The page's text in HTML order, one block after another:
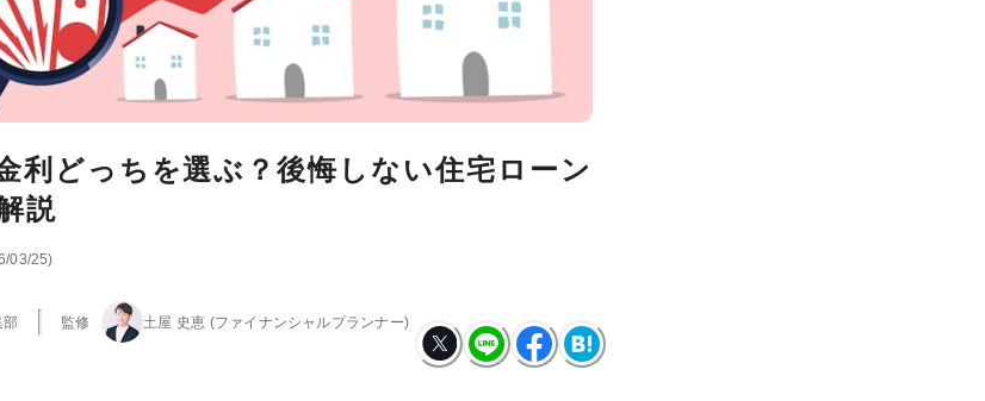
利どっちを選ぶ？後悔しない住宅ローン
説
03/25)
部 監修 土屋 史恵 (ファイナンシャルプランナー)